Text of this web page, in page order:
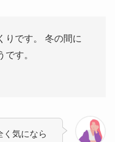
りです。 冬の間に
です。
く気になら